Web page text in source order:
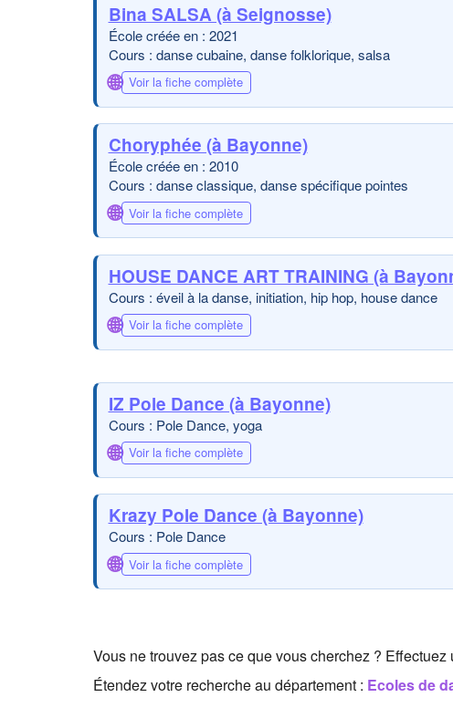
Bina SALSA (à Seignosse)
École créée en : 2021
Cours : danse cubaine, danse folklorique, salsa
🌐 Voir la fiche complète
Choryphée (à Bayonne)
École créée en : 2010
Cours : danse classique, danse spécifique pointes
🌐 Voir la fiche complète
HOUSE DANCE ART TRAINING (à
Cours : éveil à la danse, initiation, hip hop, house dance
🌐 Voir la fiche complète
IZ Pole Dance (à Bayonne)
Cours : Pole Dance, yoga
🌐 Voir la fiche complète
Krazy Pole Dance (à Bayonne)
Cours : Pole Dance
🌐 Voir la fiche complète
Vous ne trouvez pas ce que vous cherchez ? Effectuez
Étendez votre recherche au département : Ecoles de